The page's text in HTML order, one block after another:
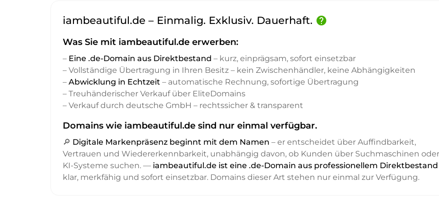
iambeautiful.de – Einmalig. Exklusiv. Dauerhaft. help
Was Sie mit iambeautiful.de erwerben:
– Eine .de-Domain aus Direktbestand – kurz, einprägsam, sofort einsetzbar
– Vollständige Übertragung in Ihren Besitz – kein Zwischenhändler, keine Abhängigkeiten
– Abwicklung in Echtzeit – automatische Rechnung, sofortige Übertragung
– Treuhänderischer Verkauf über EliteDomains
– Verkauf durch deutsche GmbH – rechtssicher & transparent
Domains wie iambeautiful.de sind nur einmal verfügbar.
🔎 Digitale Markenpräsenz beginnt mit dem Namen – er entscheidet über Auffindbarkeit,
Vertrauen und Wiedererkennbarkeit, unabhängig davon, ob Kunden über Suchmaschinen oder
KI-Systeme suchen. — iambeautiful.de ist eine .de-Domain aus professionellem Direktbestand
klar, merkfähig und sofort einsetzbar. Domains dieser Art stehen nur einmal zur Verfügung.